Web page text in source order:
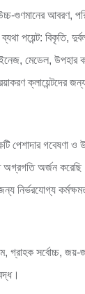
গুণমানের আবরণ,
ব্যথা পয়েন্ট: বিকৃতি,
মেডেল, উপহার
ক্লায়েন্টদের
পেশাদার গবেষণা ও
অর্জন
নির্ভরযোগ্য
গ্রাহক সর্বোচ্চ, জয়-